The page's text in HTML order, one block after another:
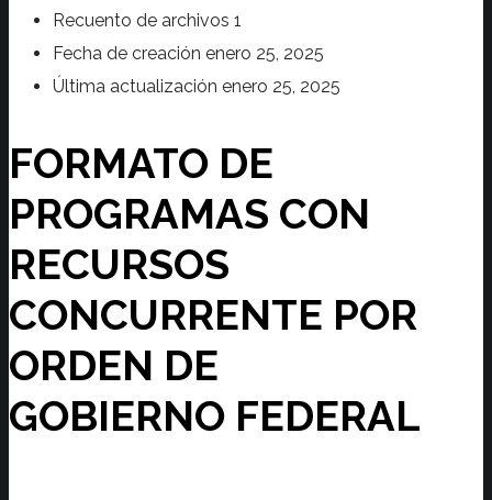
Recuento de archivos 1
Fecha de creación enero 25, 2025
Última actualización enero 25, 2025
FORMATO DE
PROGRAMAS CON
RECURSOS
CONCURRENTE POR
ORDEN DE
GOBIERNO FEDERAL